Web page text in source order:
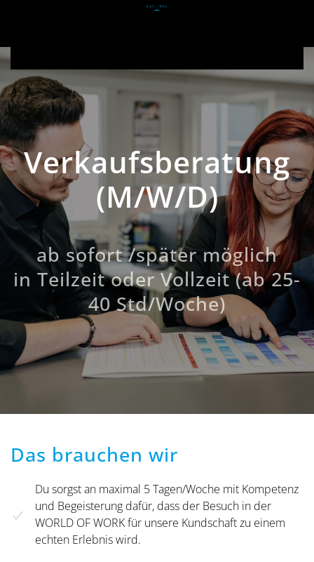
Verkaufsberatung
(M/W/D)
ab sofort /später möglich
in Teilzeit oder Vollzeit (ab 25-
40 Std/Woche)
Das brauchen wir
Du sorgst an maximal 5 Tagen/Woche mit Kompetenz
und Begeisterung dafür, dass der Besuch in der
WORLD OF WORK für unsere Kundschaft zu einem
echten Erlebnis wird.